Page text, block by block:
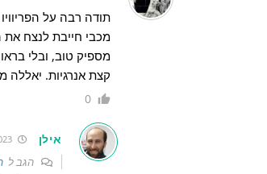
תודה רבה על
מכבי חייבת לנצח את
מספיק טוב, ובלי
קצת אנרגיות. יאללה
0
אילן 23/02/2023 21:20:52
הגב ל